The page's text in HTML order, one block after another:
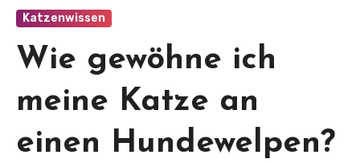
Katzenwissen
Wie gewöhne ich
meine Katze an
einen Hundewelpen?